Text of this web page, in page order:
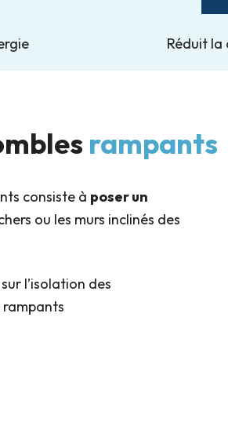
Réduit
rampants
consiste à poser un
ou les murs inclinés des